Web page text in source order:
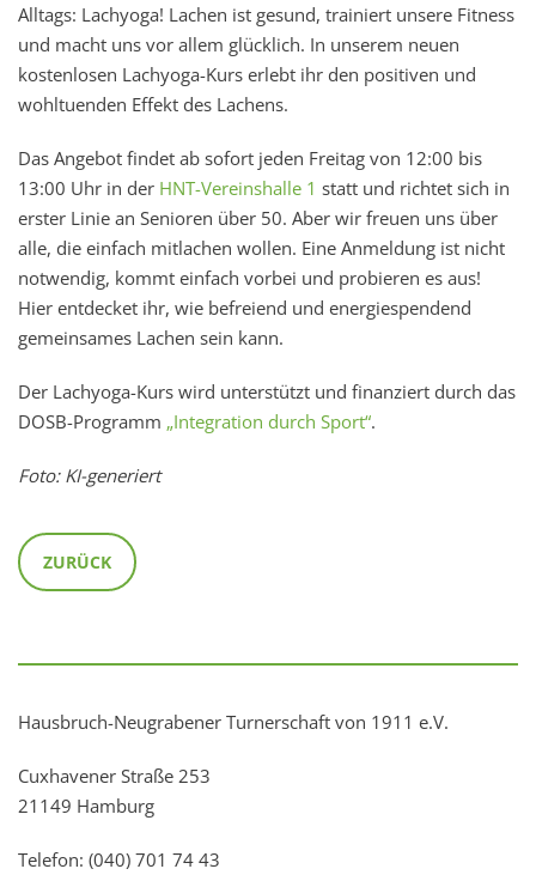
Alltags: Lachyoga! Lachen ist gesund, trainiert unsere Fitness
und macht uns vor allem glücklich. In unserem neuen
kostenlosen Lachyoga-Kurs erlebt ihr den positiven und
wohltuenden Effekt des Lachens.
Das Angebot findet ab sofort jeden Freitag von 12:00 bis
13:00 Uhr in der HNT-Vereinshalle 1 statt und richtet sich in
erster Linie an Senioren über 50. Aber wir freuen uns über
alle, die einfach mitlachen wollen. Eine Anmeldung ist nicht
notwendig, kommt einfach vorbei und probieren es aus!
Hier entdecket ihr, wie befreiend und energiespendend
gemeinsames Lachen sein kann.
Der Lachyoga-Kurs wird unterstützt und finanziert durch das
DOSB-Programm „Integration durch Sport“.
Foto: KI-generiert
ZURÜCK
Hausbruch-Neugrabener Turnerschaft von 1911 e.V.
Cuxhavener Straße 253
21149 Hamburg
Telefon: (040) 701 74 43